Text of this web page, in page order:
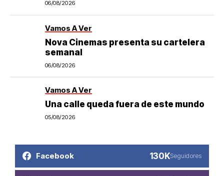
06/08/2026
Vamos A Ver
Nova Cinemas presenta su cartelera
semanal
06/08/2026
Vamos A Ver
Una calle queda fuera de este mundo
05/08/2026
Facebook 130KSeguidores